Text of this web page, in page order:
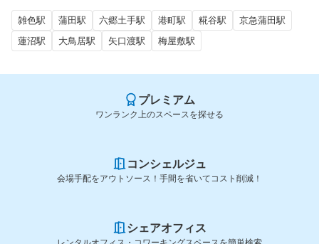
雑色駅 蒲田駅 六郷土手駅 港町駅 糀谷駅
京急蒲田駅
蓮沼駅
大鳥居駅 矢口渡駅 梅屋敷駅
プレミアム
ワンランク上のスペースを探せる
コンシェルジュ
会場手配をアウトソース！手間を省いてコスト削減！
シェアオフィス